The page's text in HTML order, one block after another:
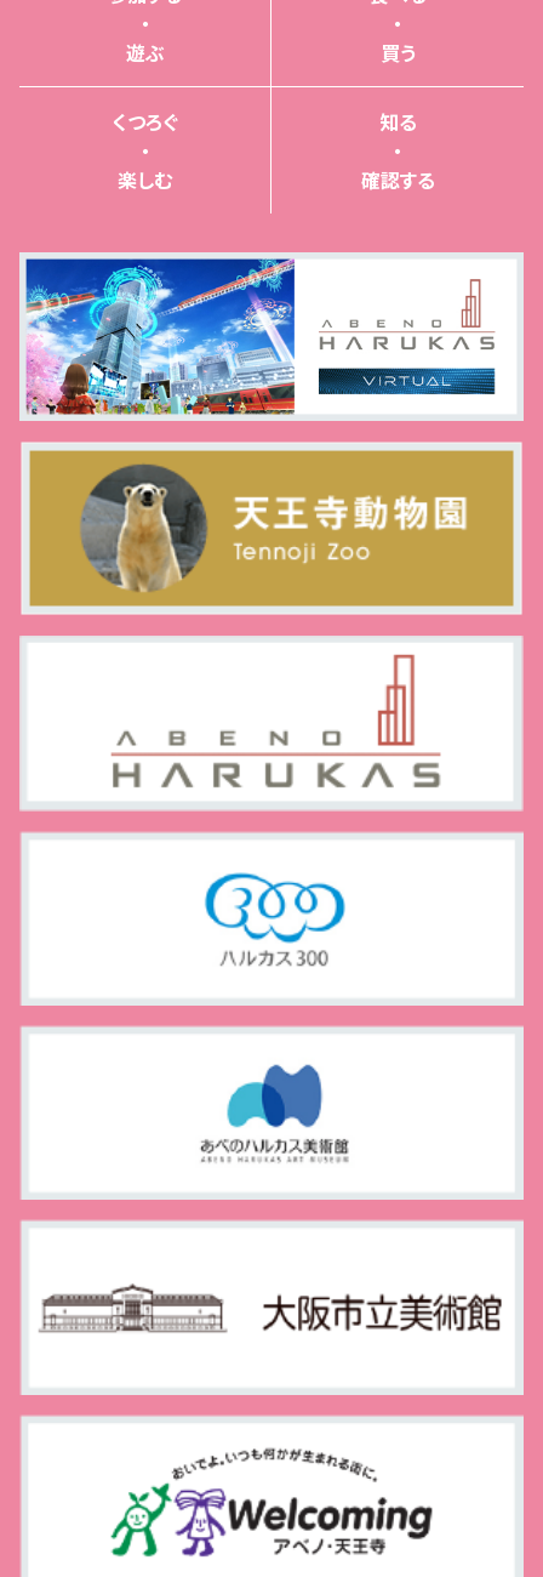
・
遊ぶ
・
買う
くつろぐ
・
楽しむ
知る
・
確認する